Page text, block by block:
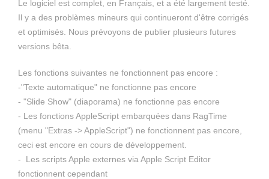
Le logiciel est complet, en Français, et a été largement testé.
Il y a des problèmes mineurs qui continueront d'être corrigés
et optimisés. Nous prévoyons de publier plusieurs futures
versions bêta.
Les fonctions suivantes ne fonctionnent pas encore :
-"Texte automatique" ne fonctionne pas encore
- "Slide Show" (diaporama) ne fonctionne pas encore
- Les fonctions AppleScript embarquées dans RagTime
(menu "Extras -> AppleScript") ne fonctionnent pas encore,
ceci est encore en cours de développement.
- Les scripts Apple externes via Apple Script Editor
fonctionnent cependant